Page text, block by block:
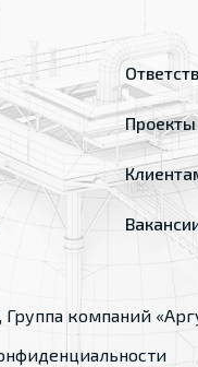
Проекты
, Группа компаний